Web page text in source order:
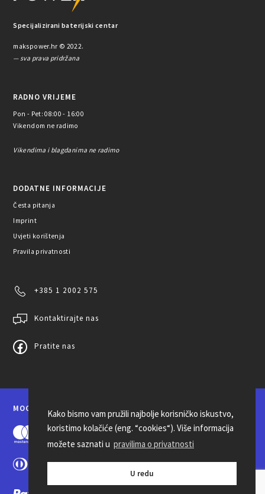
Kako bismo vam pružili najbolje korisničko iskustvo,
koristimo kolačiće (eng. “cookies“). Više informacija
možete saznati u pravilima o privatnosti
U redu
Specijalizirani baterijski centar
makspower.hr © 2022.
— sva prava pridržana
RADNO VRIJEME
Pon - Pet: 08:00 - 16:00
Vikendom ne radimo
Vikendima i blagdanima ne radimo
DODATNE INFORMACIJE
Česta pitanja
Imprint
Uvjeti korištenja
Pravila privatnosti
+385 1 2002 575
Kontaktirajte nas
Pratite nas
MOGUĆNOSTI PLAĆANJA